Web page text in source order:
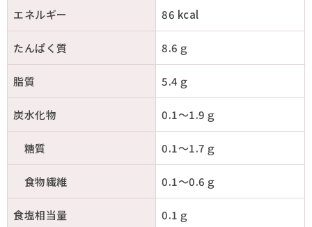
エネルギー 86 kcal
たんぱく質 8.6ｇ
脂質 5.4ｇ
炭水化物 0.1～1.9ｇ
糖質 0.1～1.7ｇ
食物繊維 0.1～0.6ｇ
食塩相当量 0.1ｇ